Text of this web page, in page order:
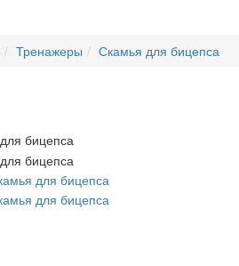
Тренажеры Скамья для бицепса